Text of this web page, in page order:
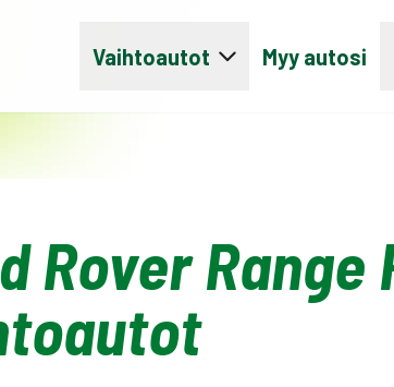
Vaihtoautot Myy autosi
Rover Range